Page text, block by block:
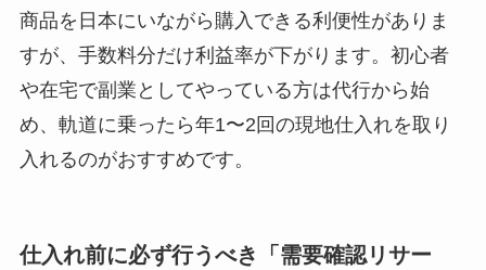
商品を日本にいながら購入できる利便性がありま
すが、手数料分だけ利益率が下がります。初心者
や在宅で副業としてやっている方は代行から始
め、軌道に乗ったら年1〜2回の現地仕入れを取り
入れるのがおすすめです。
仕入れ前に必ず行うべき「需要確認リサー